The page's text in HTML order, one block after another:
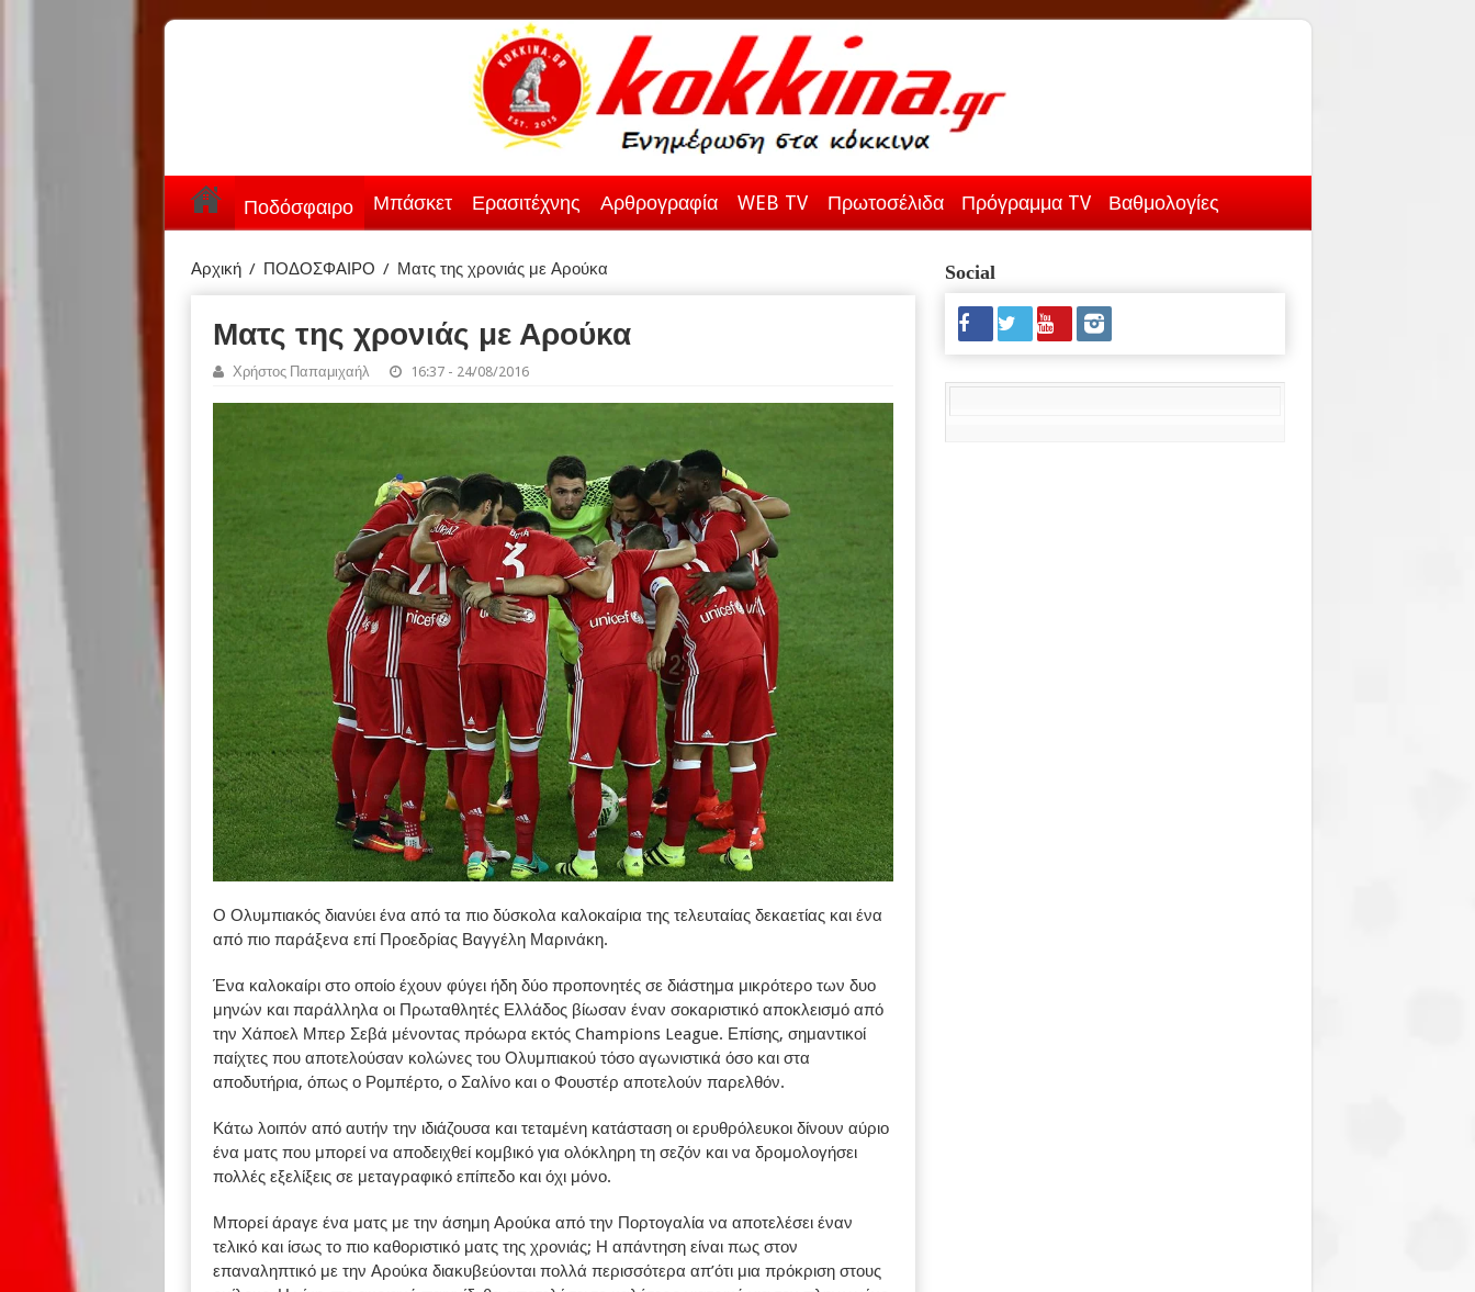
Ποδόσφαιρο Μπάσκετ Ερασιτέχνης Αρθρογραφία WEB TV Πρωτοσέλιδα Πρόγραμμα TV Βαθμολογίες
Αρχική / ΠΟΔΟΣΦΑΙΡΟ / Ματς της χρονιάς με Αρούκα
Ματς της χρονιάς με Αρούκα
Χρήστος Παπαμιχαήλ 16:37 - 24/08/2016
Ο Ολυμπιακός διανύει ένα από τα πιο δύσκολα καλοκαίρια της τελευταίας δεκαετίας και ένα
από πιο παράξενα επί Προεδρίας Βαγγέλη Μαρινάκη.
Ένα καλοκαίρι στο οποίο έχουν φύγει ήδη δύο προπονητές σε διάστημα μικρότερο των δυο
μηνών και παράλληλα οι Πρωταθλητές Ελλάδος βίωσαν έναν σοκαριστικό αποκλεισμό από
την Χάποελ Μπερ Σεβά μένοντας πρόωρα εκτός Champions League. Επίσης, σημαντικοί
παίχτες που αποτελούσαν κολώνες του Ολυμπιακού τόσο αγωνιστικά όσο και στα
αποδυτήρια, όπως ο Ρομπέρτο, ο Σαλίνο και ο Φουστέρ αποτελούν παρελθόν.
Κάτω λοιπόν από αυτήν την ιδιάζουσα και τεταμένη κατάσταση οι ερυθρόλευκοι δίνουν αύριο
ένα ματς που μπορεί να αποδειχθεί κομβικό για ολόκληρη τη σεζόν και να δρομολογήσει
πολλές εξελίξεις σε μεταγραφικό επίπεδο και όχι μόνο.
Μπορεί άραγε ένα ματς με την άσημη Αρούκα από την Πορτογαλία να αποτελέσει έναν
τελικό και ίσως το πιο καθοριστικό ματς της χρονιάς; Η απάντηση είναι πως στον
επαναληπτικό με την Αρούκα διακυβεύονται πολλά περισσότερα απ’ότι μια πρόκριση στους
Social